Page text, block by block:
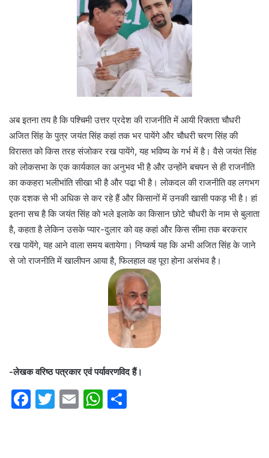
अब इतना तय है कि पश्चिमी उत्तर प्रदेश की राजनीति में आयी रिक्तता चौधरी
अजित सिंह के पुत्र जयंत सिंह कहां तक भर पायेंगे और चौधरी चरण सिंह की
विरासत को किस तरह संजोकर रख पायेंगे, यह भविष्य के गर्भ में है। वैसे जयंत सिंह
को लोकसभा के एक कार्यकाल का अनुभव भी है और उन्होंने बचपन से ही राजनीति
का ककहरा भलीभांति सीखा भी है और पढा़ भी है। लोकदल की राजनीति वह लगभग
एक दशक से भी अधिक से कर रहे हैं और किसानों में उनकी खासी पकड़ भी है। हां
इतना सच है कि जयंत सिंह को भले इलाके का किसान छोटे चौधरी के नाम से बुलाता
है, कहता है लेकिन उसके प्यार-दुलार को वह कहां और किस सीमा तक बरकरार
रख पायेंगे, यह आने वाला समय बतायेगा। निष्कर्ष यह कि अभी अजित सिंह के जाने
से जो राजनीति में खालीपन आया है, फिलहाल वह पूरा होना असंभव है।
-लेखक वरिष्ठ पत्रकार एवं पर्यावरणविद हैं।
F
T
E
W